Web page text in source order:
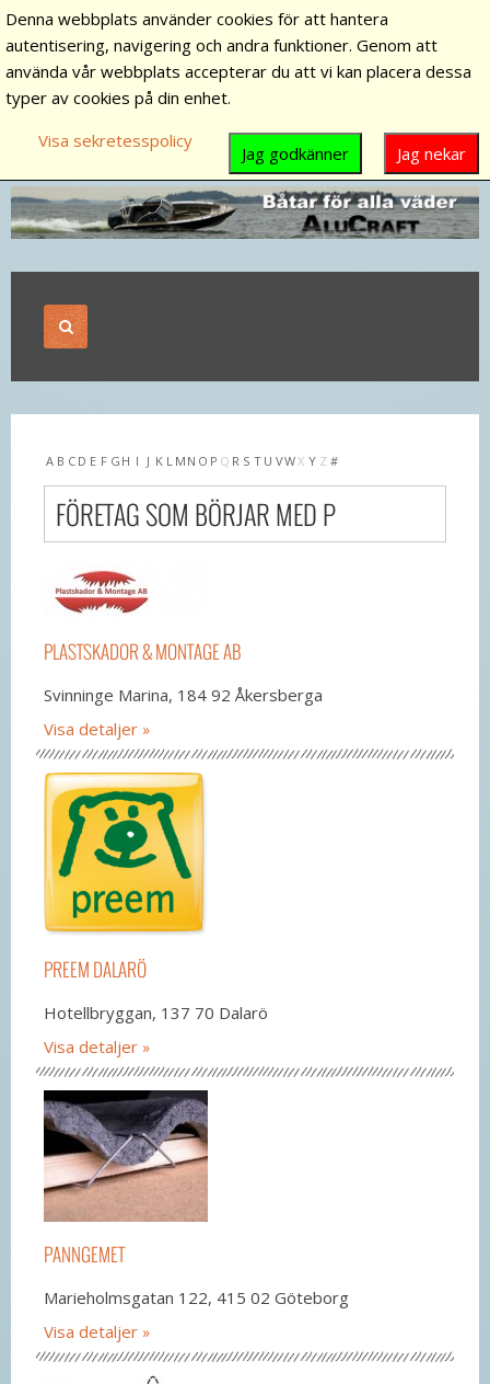
A B C D E F G H I J K L M N O P Q R S T U VWX Y Z #
FÖRETAG SOM BÖRJAR MED P
PLASTSKADOR & MONTAGE AB
Svinninge Marina, 184 92 Åkersberga
Visa detaljer
PREEM DALARÖ
Hotellbryggan, 137 70 Dalarö
Visa detaljer
PANNGEMET
Marieholmsgatan 122, 415 02 Göteborg
Visa detaljer
Denna webbplats använder cookies för att hantera
autentisering, navigering och andra funktioner. Genom att
använda vår webbplats accepterar du att vi kan placera dessa
typer av cookies på din enhet.
Visa sekretesspolicy
Jag nekar
Jag godkänner